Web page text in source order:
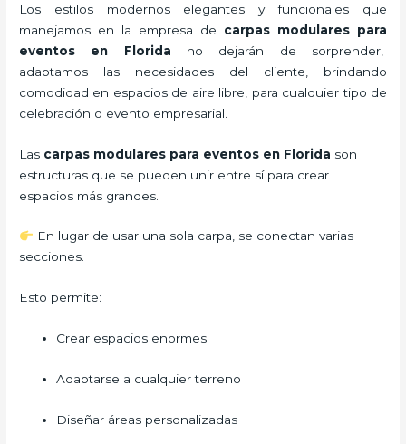
Los estilos modernos elegantes y funcionales que
manejamos en la empresa de carpas modulares para
eventos en Florida no dejarán de sorprender,
adaptamos las necesidades del cliente, brindando
comodidad en espacios de aire libre, para cualquier tipo de
celebración o evento empresarial.
Las carpas modulares para eventos en Florida son
estructuras que se pueden unir entre sí para crear
espacios más grandes.
En lugar de usar una sola carpa, se conectan varias
secciones.
Esto permite:
Crear espacios enormes
Adaptarse a cualquier terreno
Diseñar áreas personalizadas